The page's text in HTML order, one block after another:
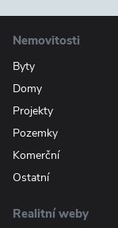
Nemovitosti
Byty
Domy
Projekty
Pozemky
Komerční
Ostatní
Realitní weby